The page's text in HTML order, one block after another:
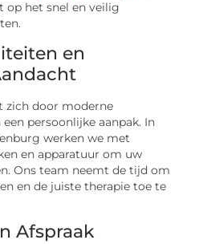
op het snel en veilig
en
zich door moderne
persoonlijke aanpak. In
werken we met
en apparatuur om uw
Ons team neemt de tijd om
en de juiste therapie toe te
Afspraak